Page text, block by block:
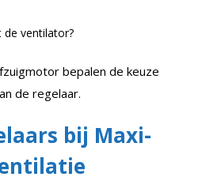
de ventilator?
bepalen de keuze
de regelaar.
bij Maxi-